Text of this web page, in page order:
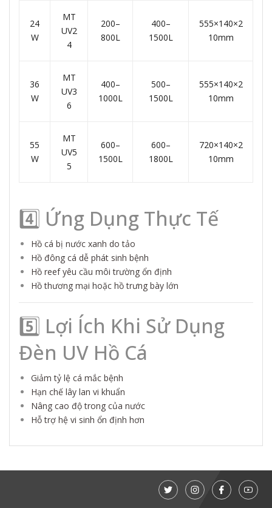
24
W
MT
UV2
4
200–
800L
400–
1500L
555×140×2
10mm
36
W
MT
UV3
6
400–
1000L
500–
1500L
555×140×2
10mm
55
W
MT
UV5
5
600–
1500L
600–
1800L
720×140×2
10mm
4️⃣ Ứng Dụng Thực Tế
Hồ cá bị nước xanh do tảo
Hồ đông cá dễ phát sinh bệnh
Hồ reef yêu cầu môi trường ổn định
Hồ thương mại hoặc hồ trưng bày lớn
5️⃣ Lợi Ích Khi Sử Dụng
Đèn UV Hồ Cá
Giảm tỷ lệ cá mắc bệnh
Hạn chế lây lan vi khuẩn
Nâng cao độ trong của nước
Hỗ trợ hệ vi sinh ổn định hơn